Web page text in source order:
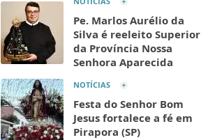
Pe. Marlos Aurélio da
Silva é reeleito Superior
da Província Nossa
Senhora Aparecida
NOTÍCIAS
Festa do Senhor Bom
Jesus fortalece a fé em
Pirapora (SP)